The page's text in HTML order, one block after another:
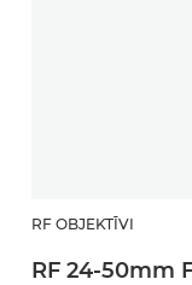
RF OBJEKTĪVI
RF 24-50mm